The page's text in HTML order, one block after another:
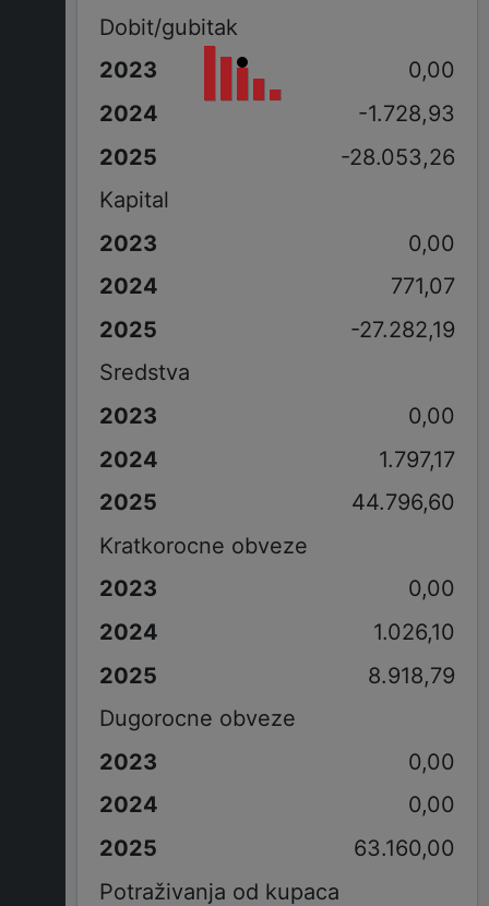
Dobit/gubitak
0,00
-1.728,93
-28.053,26
Kapital
0,00
771,07
-27.282,19
Sredstva
0,00
1.797,17
44.796,60
Kratkorocne obveze
0,00
1.026,10
8.918,79
Dugorocne obveze
0,00
0,00
63.160,00
Potraživanja od kupaca